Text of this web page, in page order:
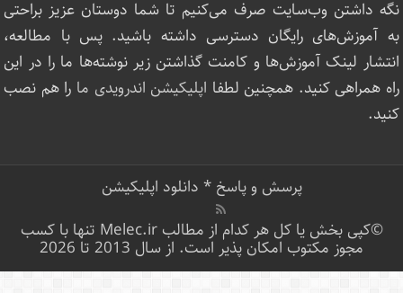
نگه داشتن وب‌سایت صرف ‌می‌کنیم تا شما دوستان عزیز براحتی
به آموزش‌های رایگان دسترسی داشته باشید. پس با مطالعه،
انتشار لینک‌ آموزش‌ها و کامنت گذاشتن زیر نوشته‌‌ها ما را در این
راه همراهی کنید. همچنین لطفا اپلیکیشن اندرویدی ما را هم نصب
کنید.
پرسش و پاسخ* دانلود اپلیکیشن
©کپی بخش یا کل هر کدام از مطالب Melec.ir تنها با کسب
مجوز مکتوب امکان پذیر است. از سال 2013 تا 2026